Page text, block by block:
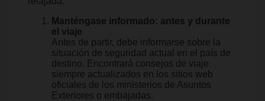
Manténgase informado: antes y durante
el viaje
Antes de partir, debe informarse sobre la
situación de seguridad actual en el país de
destino. Encontrará consejos de viaje
siempre actualizados en los sitios web
oficiales de los ministerios de Asuntos
Exteriores o embajadas.